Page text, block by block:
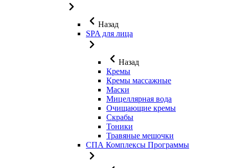
Назад
SPA для лица
Назад
Кремы
Кремы массажные
Маски
Мицеллярная вода
Очищающие кремы
Скрабы
Тоники
Травяные мешочки
СПА Комплексы Программы